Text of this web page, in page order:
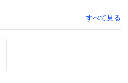
すべて見る